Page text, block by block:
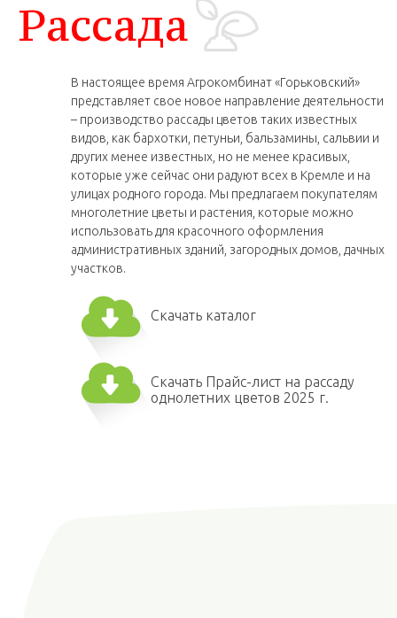
Рассада
В настоящее время Агрокомбинат «Горьковский»
представляет свое новое направление деятельности
– производство рассады цветов таких известных
видов, как бархотки, петуньи, бальзамины, сальвии и
других менее известных, но не менее красивых,
которые уже сейчас они радуют всех в Кремле и на
улицах родного города. Мы предлагаем покупателям
многолетние цветы и растения, которые можно
использовать для красочного оформления
административных зданий, загородных домов, дачных
участков.
Скачать каталог
Скачать Прайс-лист на рассаду
однолетних цветов 2025 г.